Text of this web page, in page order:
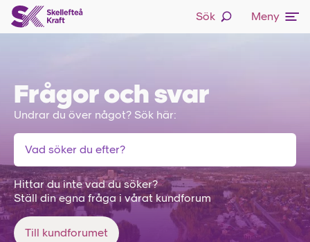
Sök
Meny
Frågor och svar
Undrar du över något? Sök här:
Hittar du inte vad du söker?
Ställ din egna fråga i vårat kundforum
Till kundforumet